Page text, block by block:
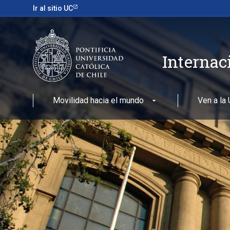
Ir al sitio UC
Movilidad hacia el mundo Ven a la